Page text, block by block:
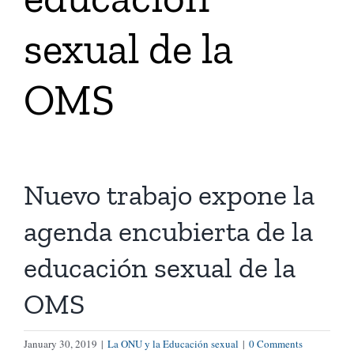
Tienda Virtual
Buscar
sexual de la
OMS
Nuevo trabajo expone la
agenda encubierta de la
educación sexual de la
OMS
January 30, 2019 | La ONU y la Educación sexual | 0 Comments